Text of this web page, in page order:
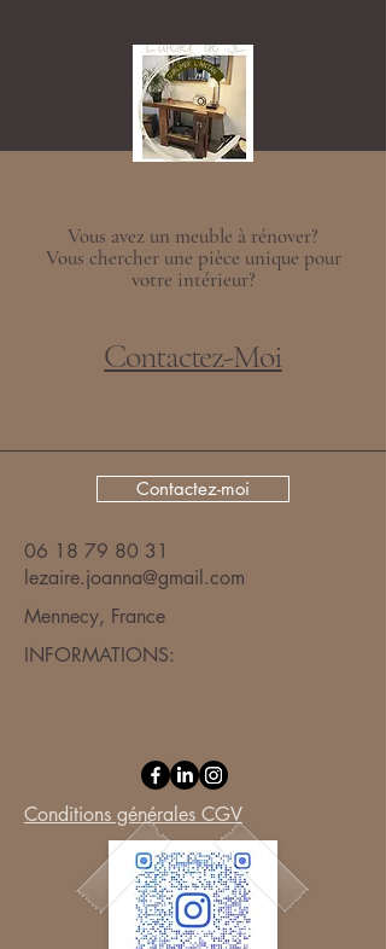
Vous avez un meuble à rénover?
Vous chercher une pièce unique pour
votre intérieur?
Contactez-Moi
Contactez-moi
06 18 79 80 31
lezaire.joanna@gmail.com
Mennecy, France
INFORMATIONS:​
Conditions générales CGV